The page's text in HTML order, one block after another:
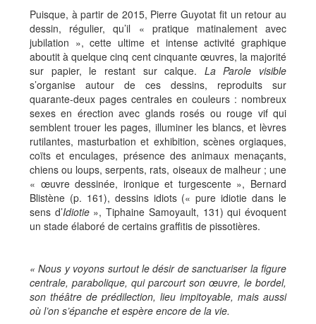
Puisque, à partir de 2015, Pierre Guyotat fit un retour au
dessin, régulier, qu’il « pratique matinalement avec
jubilation », cette ultime et intense activité graphique
aboutit à quelque cinq cent cinquante œuvres, la majorité
sur papier, le restant sur calque. La Parole visible
s’organise autour de ces dessins, reproduits sur
quarante-deux pages centrales en couleurs : nombreux
sexes en érection avec glands rosés ou rouge vif qui
semblent trouer les pages, illuminer les blancs, et lèvres
rutilantes, masturbation et exhibition, scènes orgiaques,
coïts et enculages, présence des animaux menaçants,
chiens ou loups, serpents, rats, oiseaux de malheur ; une
« œuvre dessinée, ironique et turgescente », Bernard
Blistène (p. 161), dessins idiots (« pure idiotie dans le
sens d’Idiotie», Tiphaine Samoyault, 131) qui évoquent
un stade élaboré de certains graffitis de pissotières.
« Nous y voyons surtout le désir de sanctuariser la figure
centrale, parabolique, qui parcourt son œuvre, le bordel,
son théâtre de prédilection, lieu impitoyable, mais aussi
où l’on s’épanche et espère encore de la vie.